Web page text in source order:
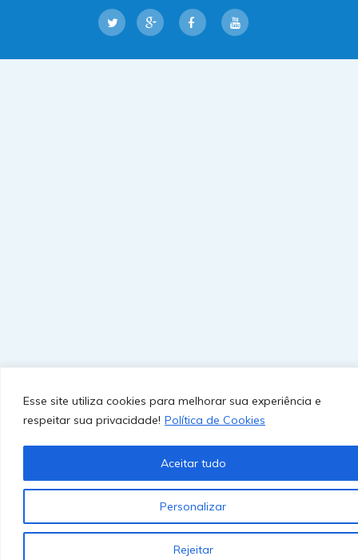
Esse site utiliza cookies para melhorar sua experiência e
respeitar sua privacidade! Política de Cookies
Personalizar
Rejeitar
Aceitar tudo